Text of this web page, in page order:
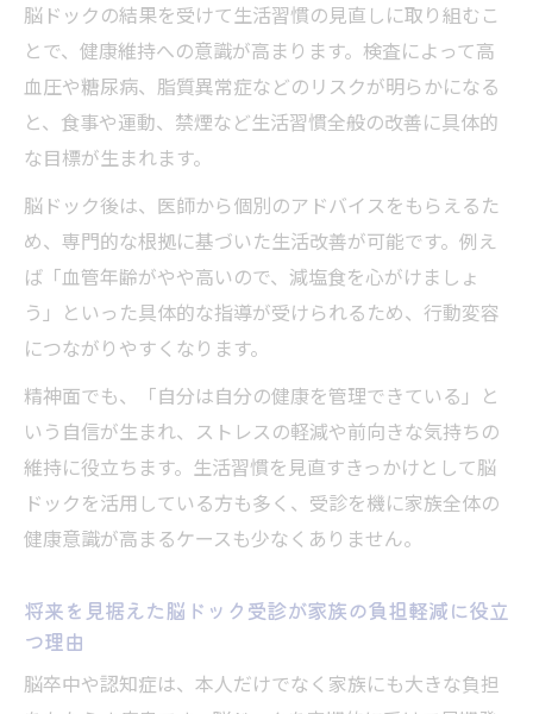
脳ドックの結果を受けて生活習慣の見直しに取り組むこ
とで、健康維持への意識が高まります。検査によって高
血圧や糖尿病、脂質異常症などのリスクが明らかになる
と、食事や運動、禁煙など生活習慣全般の改善に具体的
な目標が生まれます。
脳ドック後は、医師から個別のアドバイスをもらえるた
め、専門的な根拠に基づいた生活改善が可能です。例え
ば「血管年齢がやや高いので、減塩食を心がけましょ
う」といった具体的な指導が受けられるため、行動変容
につながりやすくなります。
精神面でも、「自分は自分の健康を管理できている」と
いう自信が生まれ、ストレスの軽減や前向きな気持ちの
維持に役立ちます。生活習慣を見直すきっかけとして脳
ドックを活用している方も多く、受診を機に家族全体の
健康意識が高まるケースも少なくありません。
将来を見据えた脳ドック受診が家族の負担軽減に役立
つ理由
脳卒中や認知症は、本人だけでなく家族にも大きな負担